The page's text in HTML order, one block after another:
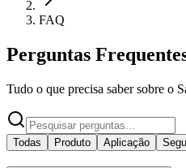
FAQ
Perguntas
Tudo o que precisa saber sobre o
Todas Produto Aplicação